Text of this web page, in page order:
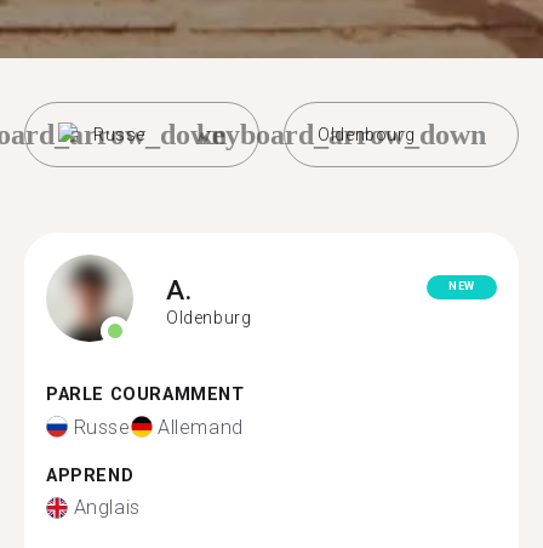
Russe Oldenbourg
keyboard_arrow_down
A.
Oldenburg
NEW
PARLE COURAMMENT
Russe Allemand
APPREND
Anglais